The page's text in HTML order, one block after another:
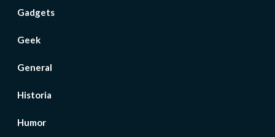
Gadgets
Geek
General
Historia
Humor